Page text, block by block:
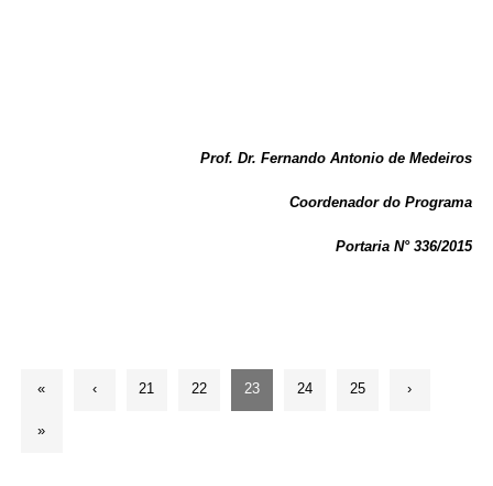
Prof. Dr. Fernando Antonio de Medeiros
Coordenador do Programa
Portaria N° 336/2015
« ‹ 21 22 23 24 25 ›
»